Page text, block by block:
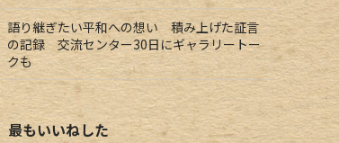
語り継ぎたい平和への想い 積み上げた証言
の記録 交流センター30日にギャラリートー
クも
最もいいねした